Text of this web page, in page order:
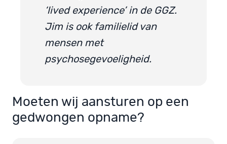
‘lived experience’ in de GGZ.
Jim is ook familielid van
mensen met
psychosegevoeligheid.
Moeten wij aansturen op een
gedwongen opname?